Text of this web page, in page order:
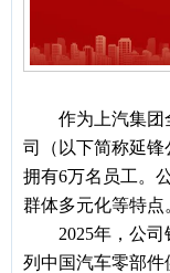
作为上汽集团
司（以下简称延锋
拥有6万名员工。
群体多元化等特点
2025年，公
列中国汽车零部件